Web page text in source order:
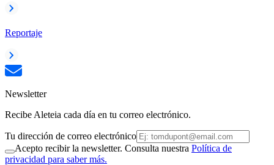
Reportaje
Newsletter
Recibe Aleteia cada día en tu correo electrónico.
Tu dirección de correo electrónico
Acepto recibir la newsletter. Consulta nuestra Política de
privacidad para saber más.